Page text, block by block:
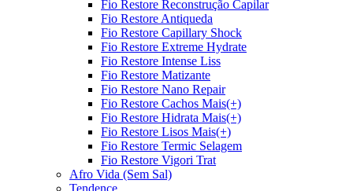
Fio Restore Reconstrução Capilar
Fio Restore Antiqueda
Fio Restore Capillary Shock
Fio Restore Extreme Hydrate
Fio Restore Intense Liss
Fio Restore Matizante
Fio Restore Nano Repair
Fio Restore Cachos Mais(+)
Fio Restore Hidrata Mais(+)
Fio Restore Lisos Mais(+)
Fio Restore Termic Selagem
Fio Restore Vigori Trat
Afro Vida (Sem Sal)
Tendence